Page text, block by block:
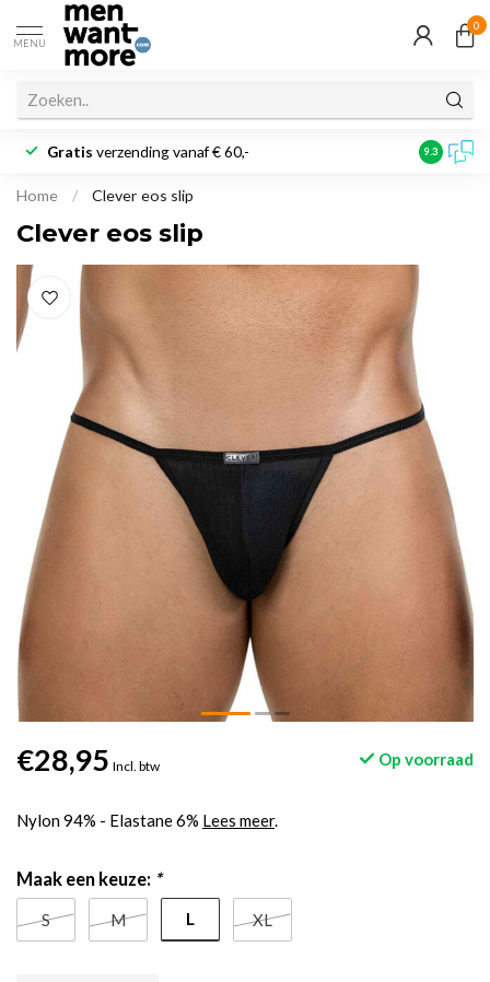
MENU
0
Gratis verzending vanaf € 60,- 9.3
Home / Clever eos slip
Clever eos slip
€28,95 Incl. btw Op voorraad
Nylon 94% - Elastane 6% Lees meer.
Maak een keuze: *
S M L XL